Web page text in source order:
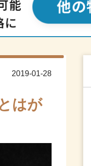
2019-01-28
はが